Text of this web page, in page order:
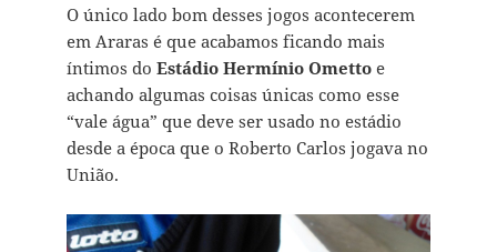
O único lado bom desses jogos acontecerem
em Araras é que acabamos ficando mais
íntimos do Estádio Hermínio Omettoe
achando algumas coisas únicas como esse
“vale água” que deve ser usado no estádio
desde a época que o Roberto Carlos jogava no
União.